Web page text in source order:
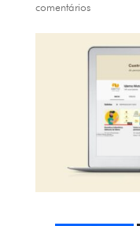
comentários